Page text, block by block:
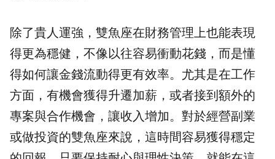
除了貴人運強，雙魚座在財務管理上也能表現
得更為穩健，不像以往容易衝動花錢，而是懂
得如何讓金錢流動得更有效率。尤其是在工作
方面，有機會獲得升遷加薪，或者接到額外的
專案與合作機會，讓收入增加。對於經營副業
或做投資的雙魚座來說，這時間容易獲得穩定